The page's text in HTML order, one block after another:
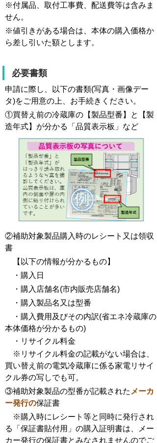
※付属品、取付工事費、配送費等は含みま
せん。
※値引きがある場合は、本体の購入価格か
ら差し引いた額とします。
必要書類
申請に際し、以下の書類(写真・画像デー
タ)をご用意の上、お手続きください。
①買替え前の冷蔵庫の【製品型番】と【製
造年式】が分かる「品質表示板」など
②補助対象製品購入時のレシート又は領収
書
【以下の情報が分かるもの】
・購入日
・購入店舗名(市内販売店舗名)
・購入製品名又は型番
・購入費用及びその内訳(省エネ冷蔵庫の
本体価格が分かるもの)
・リサイクル料金
※リサイクル料金の記載がない場合は、
買い替え前の電気冷蔵庫に係る家電リサイ
クル券の写しでも可。
③補助対象製品の型番が記載された メーカ
ー発行の保証書
※購入時にレシート等と同時に発行され
る「保証書貼付用」の購入証明書は、メー
カー発行の保証書とみなされませんのでご